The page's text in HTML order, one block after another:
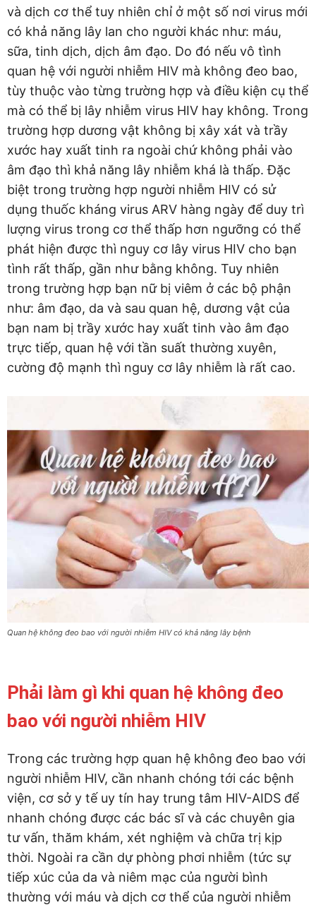
và dịch cơ thể tuy nhiên chỉ ở một số nơi virus mới
có khả năng lây lan cho người khác như: máu,
sữa, tinh dịch, dịch âm đạo. Do đó nếu vô tình
quan hệ với người nhiễm HIV mà không đeo bao,
tùy thuộc vào từng trường hợp và điều kiện cụ thể
mà có thể bị lây nhiễm virus HIV hay không. Trong
trường hợp dương vật không bị xây xát và trầy
xước hay xuất tinh ra ngoài chứ không phải vào
âm đạo thì khả năng lây nhiễm khá là thấp. Đặc
biệt trong trường hợp người nhiễm HIV có sử
dụng thuốc kháng virus ARV hàng ngày để duy trì
lượng virus trong cơ thể thấp hơn ngưỡng có thể
phát hiện được thì nguy cơ lây virus HIV cho bạn
tình rất thấp, gần như bằng không. Tuy nhiên
trong trường hợp bạn nữ bị viêm ở các bộ phận
như: âm đạo, da và sau quan hệ, dương vật của
bạn nam bị trầy xước hay xuất tinh vào âm đạo
trực tiếp, quan hệ với tần suất thường xuyên,
cường độ mạnh thì nguy cơ lây nhiễm là rất cao.
Quan hệ không đeo bao với người nhiễm HIV có khả năng lây bệnh
Phải làm gì khi quan hệ không đeo
bao với người nhiễm HIV
Trong các trường hợp quan hệ không đeo bao với
người nhiễm HIV, cần nhanh chóng tới các bệnh
viện, cơ sở y tế uy tín hay trung tâm HIV-AIDS để
nhanh chóng được các bác sĩ và các chuyên gia
tư vấn, thăm khám, xét nghiệm và chữa trị kịp
thời. Ngoài ra cần dự phòng phơi nhiễm (tức sự
tiếp xúc của da và niêm mạc của người bình
thường với máu và dịch cơ thể của người nhiễm